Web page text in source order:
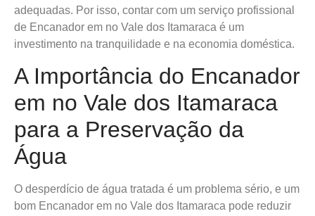
adequadas. Por isso, contar com um serviço profissional
de Encanador em no Vale dos Itamaraca é um
investimento na tranquilidade e na economia doméstica.
A Importância do Encanador
em no Vale dos Itamaraca
para a Preservação da
Água
O desperdício de água tratada é um problema sério, e um
bom Encanador em no Vale dos Itamaraca pode reduzir